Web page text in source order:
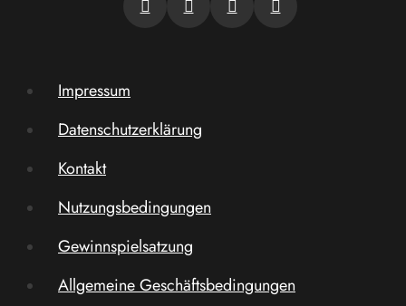
Impressum
Datenschutzerklärung
Kontakt
Nutzungsbedingungen
Gewinnspielsatzung
Allgemeine Geschäftsbedingungen